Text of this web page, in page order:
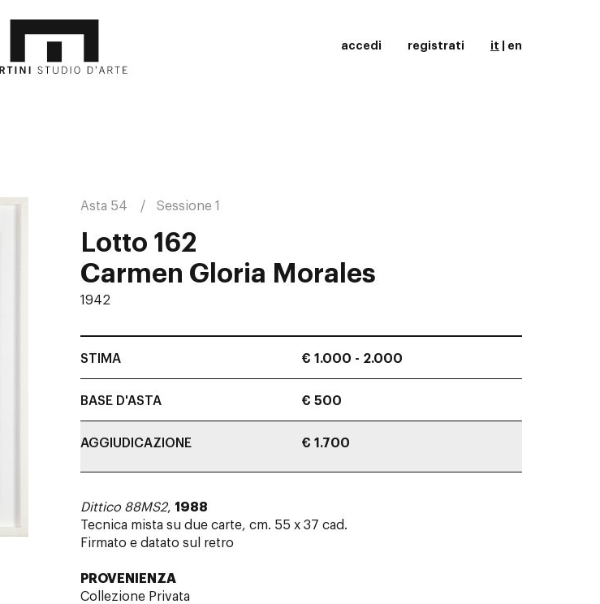
accedi registrati it en
Asta 54 Sessione 1
Lotto 162
Carmen Gloria Morales
1942
STIMA € 1.000 - 2.000
BASE D'ASTA € 500
AGGIUDICAZIONE € 1.700
Dittico 88MS2, 1988
Tecnica mista su due carte, cm. 55 x 37 cad.
Firmato e datato sul retro
PROVENIENZA
Collezione Privata